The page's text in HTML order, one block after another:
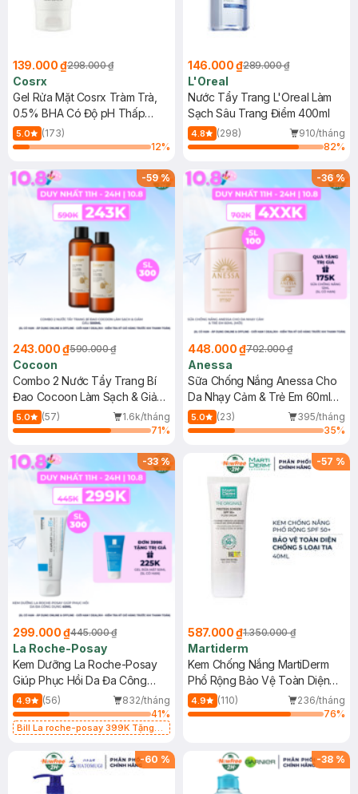
139.000 ₫298.000 ₫
Cosrx
Gel Rửa Mặt Cosrx Tràm Trà,
0.5% BHA Có Độ pH Thấp
150ml
5.0
(173)
12%
146.000 ₫289.000 ₫
L'Oreal
Nước Tẩy Trang L'Oreal Làm
Sạch Sâu Trang Điểm 400ml
4.8 (298)
910/tháng
82%
-59%
243.000 ₫590.000 ₫
Cocoon
Combo 2 Nước Tẩy Trang Bí
Đao Cocoon Làm Sạch & Giảm
Dầu 500ml
5.0 (57)
1.6k/tháng
71%
-36%
448.000 ₫702.000 ₫
Anessa
Sữa Chống Nắng Anessa Cho
Da Nhạy Cảm & Trẻ Em 60ml
(Mới)
5.0 (23)
395/tháng
35%
-33%
299.000 ₫445.000 ₫
La Roche-Posay
Kem Dưỡng La Roche-Posay
Giúp Phục Hồi Da Đa Công
Dụng 40ml
4.9 (56)
832/tháng
41%
Bill La roche-posay 399K Tặng
(SL có hạn)
-57 %
587.000 ₫1.350.000 ₫
Martiderm
Kem Chống Nắng MartiDerm
Phổ Rộng Bảo Vệ Toàn Diện
40ml
4.9 (110)
236/tháng
76%
-60 % -38 %